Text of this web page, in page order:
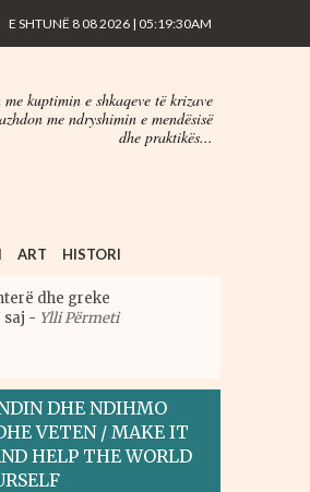
E SHTUNË 8 08 2026 | 05:19:30AM
kuptimin e shkaqeve të krizave
me ndryshimin e mendësisë
dhe praktikës...
ART HISTORI
dhe greke
saj - Ylli Përmeti
DHE NDIHMO
VETEN / MAKE IT
HELP THE WORLD